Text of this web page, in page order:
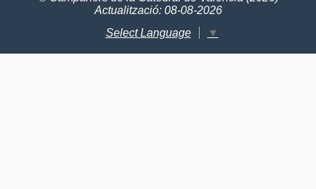
Actualització: 08-08-2026
Select Language
▼